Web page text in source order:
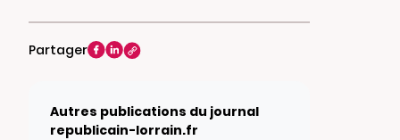
Partager
Autres publications du journal
republicain-lorrain.fr